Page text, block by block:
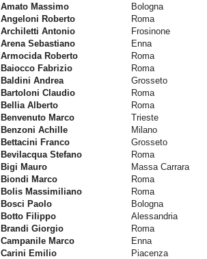
Amato Massimo
Bologna
Angeloni Roberto
Roma
Archiletti Antonio
Frosinone
Arena Sebastiano
Enna
Armocida Roberto
Roma
Baiocco Fabrizio
Roma
Baldini Andrea
Grosseto
Bartoloni Claudio
Roma
Bellia Alberto
Roma
Benvenuto Marco
Trieste
Benzoni Achille
Milano
Bettacini Franco
Grosseto
Bevilacqua Stefano
Roma
Bigi Mauro
Massa Carrara
Biondi Marco
Roma
Bolis Massimiliano
Roma
Bosci Paolo
Bologna
Botto Filippo
Alessandria
Brandi Giorgio
Roma
Campanile Marco
Enna
Carini Emilio
Piacenza